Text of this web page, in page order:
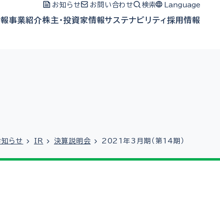
お知らせ お問い合わせ 検索 Language
事業紹介株主・投資家情報サステナビリティ採用情報
知らせ IR 決算説明会 2021年3月期（第14期）